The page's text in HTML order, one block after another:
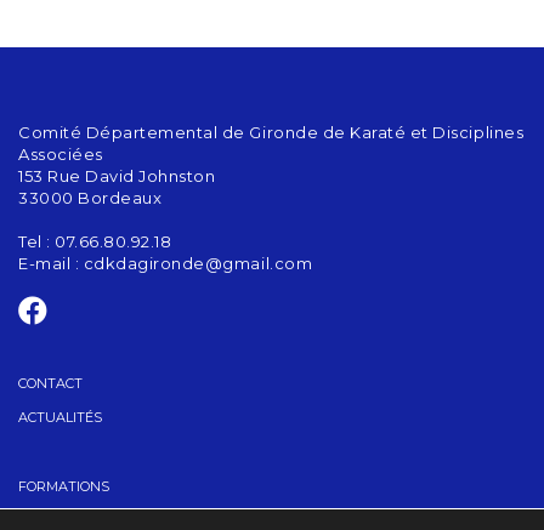
Comité Départemental de Gironde de Karaté et Disciplines
Associées
153 Rue David Johnston
33000 Bordeaux
Tel : 07.66.80.92.18
E-mail : cdkdagironde@gmail.com
CONTACT
ACTUALITÉS
FORMATIONS